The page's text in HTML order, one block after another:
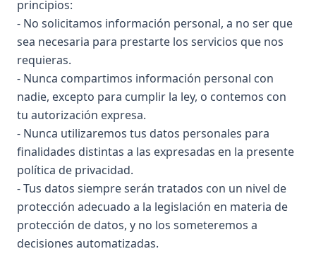
principios:
- No solicitamos información personal, a no ser que
sea necesaria para prestarte los servicios que nos
requieras.
- Nunca compartimos información personal con
nadie, excepto para cumplir la ley, o contemos con
tu autorización expresa.
- Nunca utilizaremos tus datos personales para
finalidades distintas a las expresadas en la presente
política de privacidad.
- Tus datos siempre serán tratados con un nivel de
protección adecuado a la legislación en materia de
protección de datos, y no los someteremos a
decisiones automatizadas.